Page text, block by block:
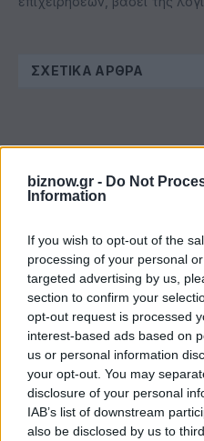
biznow.gr - Do Not
Information
If you wish to opt-out of the
processing of your personal
targeted advertising by us,
section to confirm your
opt-out request is processed
interest-based ads based on
us or personal information
your opt-out. You may
disclosure of your personal
IAB’s list of downstream
also be disclosed by us to
ΣΧΕΤΙΚΆ ΆΡΘΡΑ
Κεντρικός ο ρόλος των
άμυνα, αλλά τα